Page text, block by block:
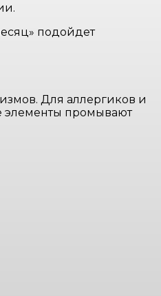
подойдет
Для аллергиков и
элементы промывают